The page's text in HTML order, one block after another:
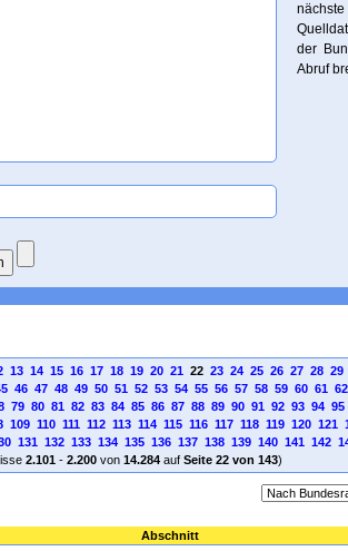
der
Abruf
13 14 15 16 17 18 19 20 2122 23 24 25 26 27 28 29
46 47 48 49 50 51 52 53 54 55 56 57 58 59 60 61 62
79 80 81 82 83 84 85 86 87 88 89 90 91 92 93 94 95
109 110 111 112 113 114 115 116 117 118 119 120 121
131 132 133 134 135 136 137 138 139 140 141 142
2.101- 2.200von 14.284auf Seite 22 von 143)
Abschnitt